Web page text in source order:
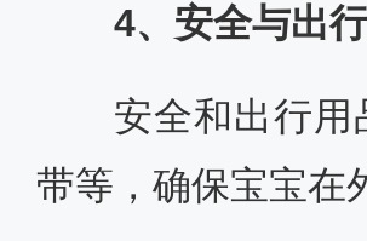
4、安全与出
安全和出行
带等，确保宝宝在